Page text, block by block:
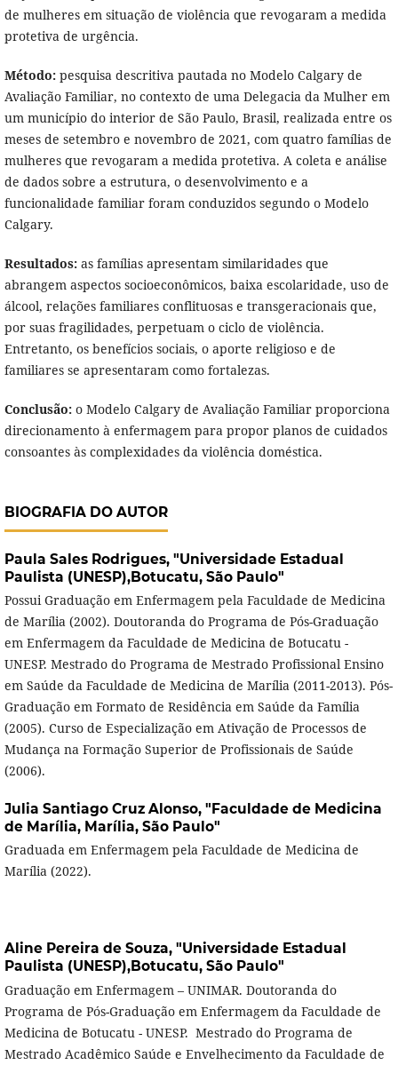
de mulheres em situação de violência que revogaram a medida
protetiva de urgência.
Método:pesquisa descritiva pautada no Modelo Calgary de
Avaliação Familiar, no contexto de uma Delegacia da Mulher em
um município do interior de São Paulo, Brasil, realizada entre os
meses de setembro e novembro de 2021, com quatro famílias de
mulheres que revogaram a medida protetiva. A coleta e análise
de dados sobre a estrutura, o desenvolvimento e a
funcionalidade familiar foram conduzidos segundo o Modelo
Calgary.
Resultados:as famílias apresentam similaridades que
abrangem aspectos socioeconômicos, baixa escolaridade, uso de
álcool, relações familiares conflituosas e transgeracionais que,
por suas fragilidades, perpetuam o ciclo de violência.
Entretanto, os benefícios sociais, o aporte religioso e de
familiares se apresentaram como fortalezas.
Conclusão:o Modelo Calgary de Avaliação Familiar proporciona
direcionamento à enfermagem para propor planos de cuidados
consoantes às complexidades da violência doméstica.
BIOGRAFIA DO AUTOR
Paula Sales Rodrigues, "Universidade Estadual
Paulista (UNESP),Botucatu, São Paulo"
Possui Graduação em Enfermagem pela Faculdade de Medicina
de Marília (2002). Doutoranda do Programa de Pós-Graduação
em Enfermagem da Faculdade de Medicina de Botucatu -
UNESP. Mestrado do Programa de Mestrado Profissional Ensino
em Saúde da Faculdade de Medicina de Marília (2011-2013). Pós-
Graduação em Formato de Residência em Saúde da Família
(2005). Curso de Especialização em Ativação de Processos de
Mudança na Formação Superior de Profissionais de Saúde
(2006).
Julia Santiago Cruz Alonso, "Faculdade de Medicina
de Marília, Marília, São Paulo"
Graduada em Enfermagem pela Faculdade de Medicina de
Marília (2022).
Aline Pereira de Souza, "Universidade Estadual
Paulista (UNESP),Botucatu, São Paulo"
Graduação em Enfermagem – UNIMAR. Doutoranda do
Programa de Pós-Graduação em Enfermagem da Faculdade de
Medicina de Botucatu - UNESP. Mestrado do Programa de
Mestrado Acadêmico Saúde e Envelhecimento da Faculdade de